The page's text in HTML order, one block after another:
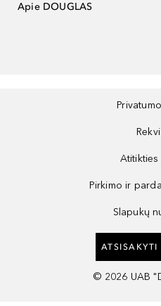
Apie DOUGLAS
Pirkimo ir
Slapukų
ATSISAKYTI
© 2026 UAB